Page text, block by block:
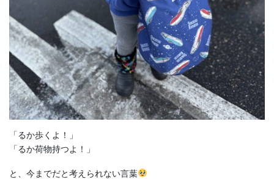
「るか歩くよ！」
「るか荷物持つよ！」
と、今までだと考えられない言葉